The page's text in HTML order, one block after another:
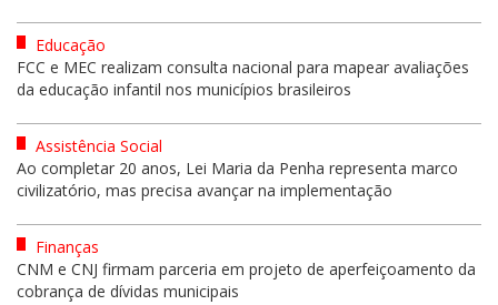
Educação
FCC e MEC realizam consulta nacional para mapear avaliações
da educação infantil nos municípios brasileiros
Assistência Social
Ao completar 20 anos, Lei Maria da Penha representa marco
civilizatório, mas precisa avançar na implementação
Finanças
CNM e CNJ firmam parceria em projeto de aperfeiçoamento da
cobrança de dívidas municipais